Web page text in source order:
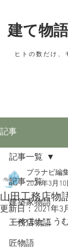
ヒトの数だけ、
建て物語
記事
記事一覧
建築家物語
工務店物語
匠物語
記事一覧
山田工務店物
プラナビ編
2021年3月10
更新日： 2021年3
―やまだこう